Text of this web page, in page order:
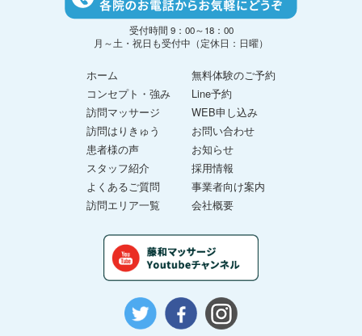
受付時間 9：00～18：00
月～土・祝日も受付中（定休日：日曜）
ホーム
コンセプト・強み
訪問マッサージ
訪問はりきゅう
患者様の声
スタッフ紹介
よくあるご質問
訪問エリア一覧
無料体験のご予約
Line予約
WEB申し込み
お問い合わせ
お知らせ
採用情報
事業者向け案内
会社概要